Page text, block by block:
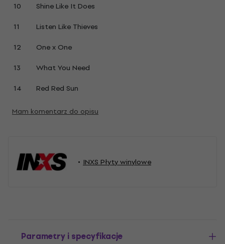
10
Shine Like It Does
11
Listen Like Thieves
12
One x One
13
What You Need
14
Red Red Sun
Mam komentarz do opisu
INXS Płyty winylowe
Parametry i specyfikacje